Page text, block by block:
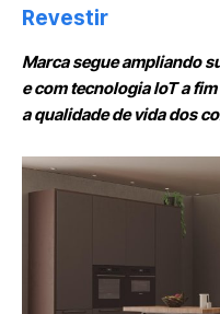
Revestir
Marca segue ampliando
e com tecnologia IoT a
a qualidade de vida dos